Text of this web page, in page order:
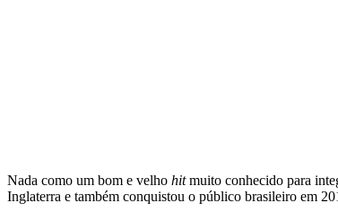
Nada como um bom e velho hitmuito conhecido para
Inglaterra e também conquistou o público brasileiro em